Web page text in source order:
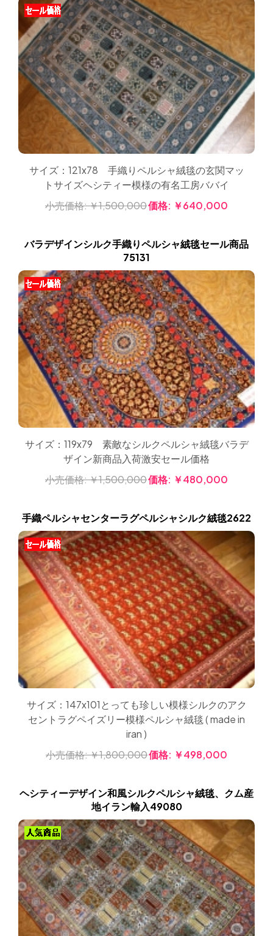
サイズ：121x78 手織りペルシャ絨毯の玄関マッ
トサイズヘシティー模様の有名工房ババイ
小売価格:￥1,500,000価格: ￥640,000
バラデザインシルク手織りペルシャ絨毯セール商品
75131
サイズ：119x79 素敵なシルクペルシャ絨毯バラデ
ザイン新商品入荷激安セール価格
小売価格:￥1,500,000価格: ￥480,000
手織ペルシャセンターラグペルシャシルク絨毯2622
サイズ：147x101とっても珍しい模様シルクのアク
セントラグペイズリー模様ペルシャ絨毯 ( made in
iran )
小売価格:￥1,800,000価格: ￥498,000
ヘシティーデザイン和風シルクペルシャ絨毯、クム産
地イラン輸入49080